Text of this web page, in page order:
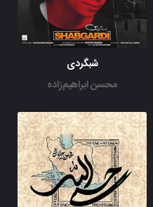
شبگردی
محسن ابراهیم‌زاده